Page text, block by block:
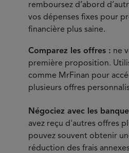
remboursez d’abord
vos dépenses fixes pour
financière plus saine.
Comparez les offres : ne
première proposition.
comme MrFinan pour
plusieurs offres
Négociez avec les
avez reçu d'autres offres
pouvez souvent obtenir
réduction des frais